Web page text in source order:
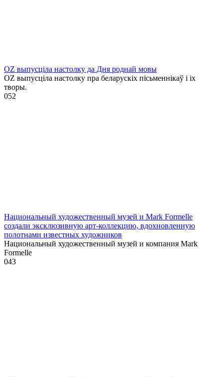
OZ выпусціла настолку да Дня роднай мовы
OZ выпусціла настолку пра беларускіх пісьменнікаў і іх
творы.
052
Национальный художественный музей и Mark Formelle
создали эксклюзивную арт-коллекцию, вдохновленную
полотнами известных художников
Национальный художественный музей и компания Mark
Formelle
043